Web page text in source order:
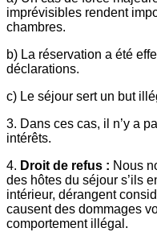
imprévisibles rendent
chambres.
b) La réservation a été
déclarations.
c) Le séjour sert un but
3. Dans ces cas, il n’y a
intérêts.
4. Droit de refus : Nous
des hôtes du séjour s’ils
intérieur, dérangent
causent des dommages
comportement illégal.